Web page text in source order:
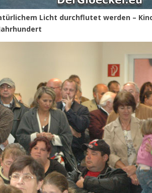
Licht durchflutet werden –